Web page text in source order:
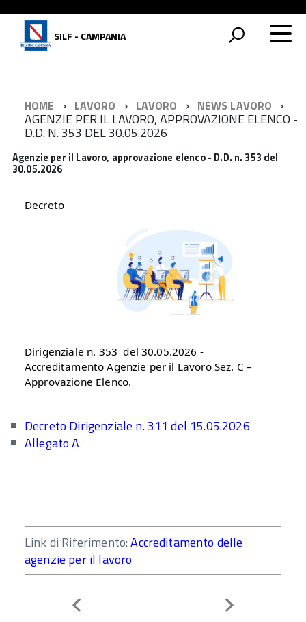
SILF - CAMPANIA
HOME LAVORO LAVORO NEWS LAVORO
AGENZIE PER IL LAVORO, APPROVAZIONE ELENCO -
D.D. N. 353 DEL 30.05.2026
Agenzie per il Lavoro, approvazione elenco - D.D. n. 353 del
30.05.2026
Decreto
Dirigenziale n. 353 del 30.05.2026 -
Accreditamento Agenzie per il Lavoro Sez. C –
Approvazione Elenco.
Decreto Dirigenziale n. 311 del 15.05.2026
Allegato A
Link di Riferimento:Accreditamento delle
agenzie per il lavoro